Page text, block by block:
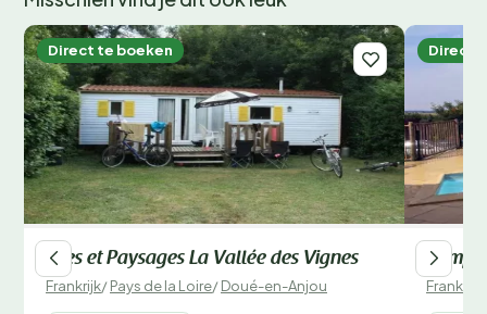
onvergetelijke kampeervakantie! Wees er snel bij, want
populaire periodes zijn snel volgeboekt.
Direct te boeken
Sites et Paysages La Vallée des Vignes
Frankrijk/Pays de la Loire/Doué-en-Anjou
Direct
Frankrijk